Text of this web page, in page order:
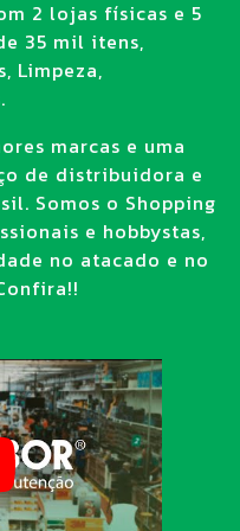
porque
e outros ferimentos
para
e materiais
garantem a
funções.
2 lojas físicas e 5
35 mil itens,
Limpeza,
marcas e uma
de distribuidora e
Somos o Shopping
e hobbystas,
no atacado e no